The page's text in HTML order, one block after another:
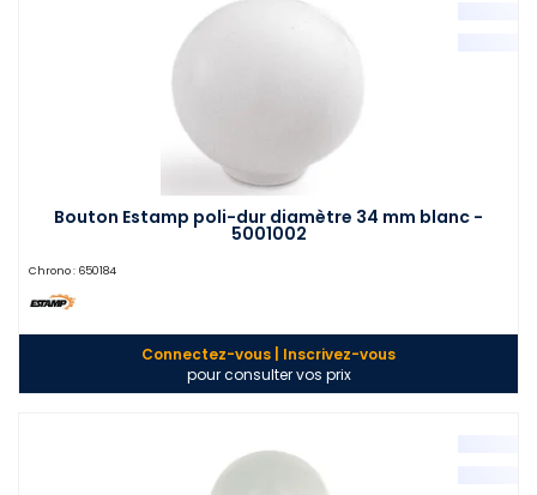
Bouton Estamp poli-dur diamètre 34 mm blanc -
5001002
Chrono : 650184
Connectez-vous | Inscrivez-vous
pour consulter vos prix